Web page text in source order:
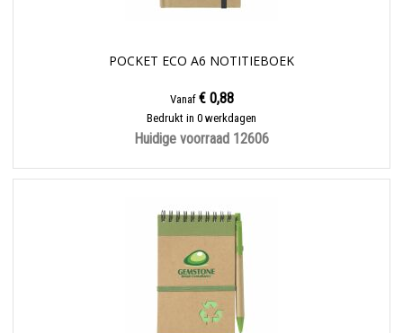
POCKET ECO A6 NOTITIEBOEK
Vanaf € 0,88
Bedrukt in 0 werkdagen
Huidige voorraad 12606